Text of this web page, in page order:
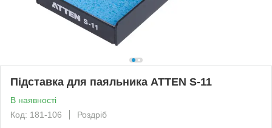
Підставка для паяльника ATTEN S-11
В наявності
Код: 181-106
Роздріб